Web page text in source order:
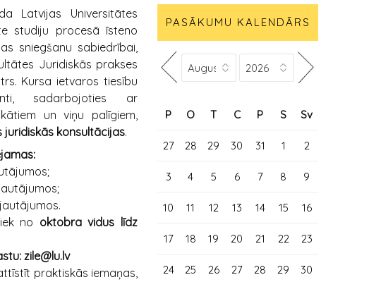
Latvijas Universitātes
studiju procesā īsteno
sniegšanu sabiedrībai,
Juridiskās prakses
Kursa ietvaros tiesību
sadarbojoties ar
un viņu palīgiem,
juridiskās konsultācijas.
no oktobra vidus līdz
zile@lu.lv
praktiskās iemaņas,
PASĀKUMU KALENDĀRS
P O T C P S Sv
27 28 29 30 31 1 2
3 4 5 6 7 8 9
10 11 12 13 14 15 16
17 18 19 20 21 22 23
24 25 26 27 28 29 30